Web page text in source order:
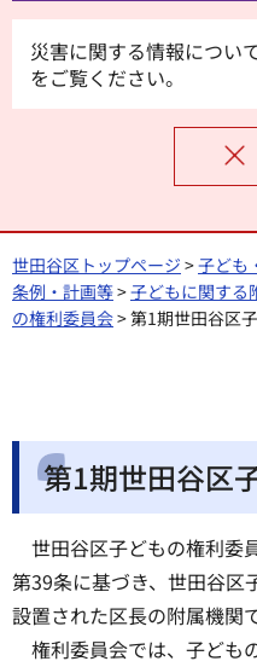
災害に関する情報につい
をご覧ください。
世田谷区トップページ >子ども
条例・計画等>子どもに関する
の権利委員会> 第1期世田谷区
第1期世田谷区
世田谷区子どもの権利委
第39条に基づき、世田谷区
設置された区長の附属機関で
権利委員会では、子ども